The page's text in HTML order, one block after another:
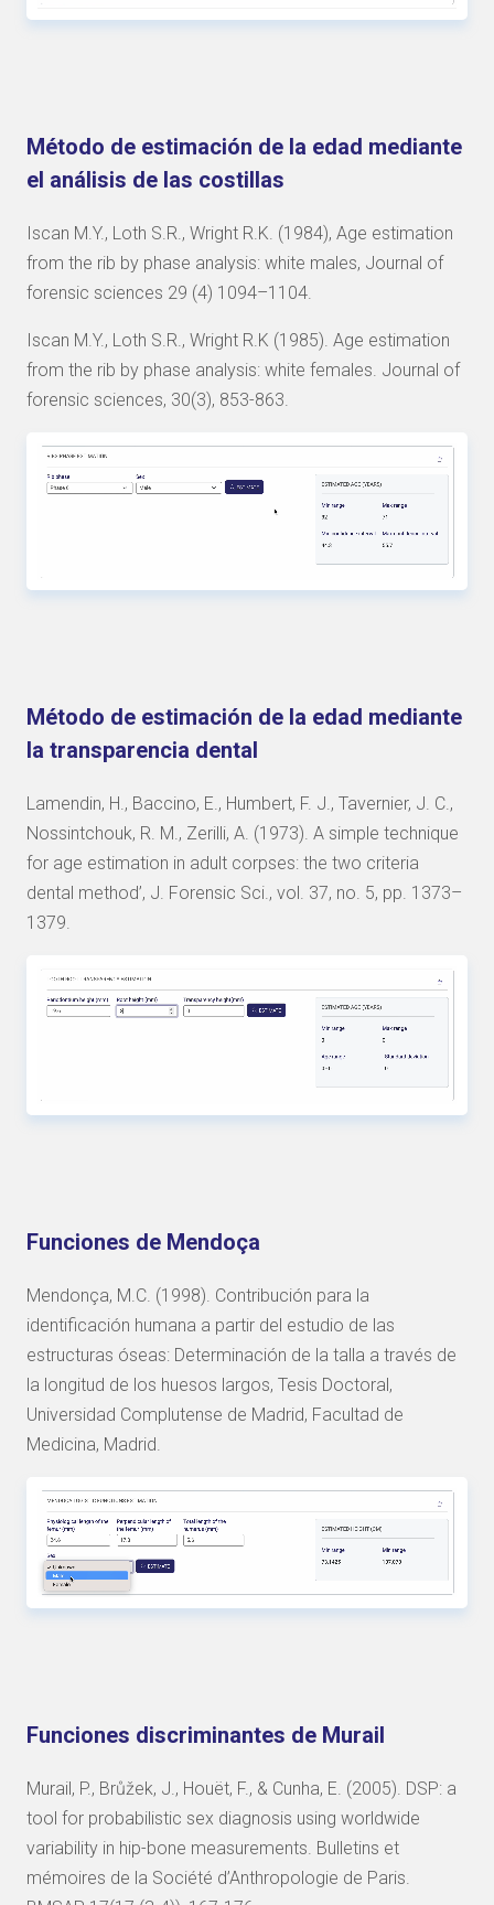
Método de estimación de la edad mediante
el análisis de las costillas
Iscan M.Y., Loth S.R., Wright R.K. (1984), Age estimation
from the rib by phase analysis: white males, Journal of
forensic sciences 29 (4) 1094–1104.
Iscan M.Y., Loth S.R., Wright R.K (1985). Age estimation
from the rib by phase analysis: white females. Journal of
forensic sciences, 30(3), 853-863.
Método de estimación de la edad mediante
la transparencia dental
Lamendin, H., Baccino, E., Humbert, F. J., Tavernier, J. C.,
Nossintchouk, R. M., Zerilli, A. (1973). A simple technique
for age estimation in adult corpses: the two criteria
dental method’, J. Forensic Sci., vol. 37, no. 5, pp. 1373–
1379.
Funciones de Mendoça
Mendonça, M.C. (1998). Contribución para la
identificación humana a partir del estudio de las
estructuras óseas: Determinación de la talla a través de
la longitud de los huesos largos, Tesis Doctoral,
Universidad Complutense de Madrid, Facultad de
Medicina, Madrid.
Funciones discriminantes de Murail
Murail, P., Brůžek, J., Houët, F., & Cunha, E. (2005). DSP: a
tool for probabilistic sex diagnosis using worldwide
variability in hip-bone measurements. Bulletins et
mémoires de la Société d’Anthropologie de Paris.